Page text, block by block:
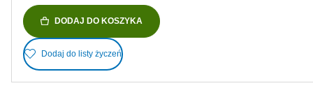
DODAJ DO KOSZYKA
Dodaj do listy życzeń